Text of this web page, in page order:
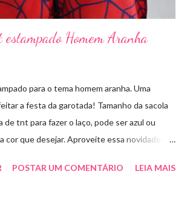
estampado Homem Aranha
para o tema homem aranha. Uma
a festa da garotada! Tamanho da sacola
de tnt para fazer o laço, pode ser azul ou
cor que desejar. Aproveite essa novidade e
POSTAR UM COMENTÁRIO LEIA MAIS